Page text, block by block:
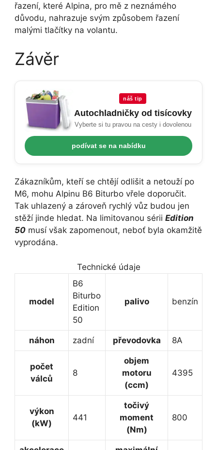
řazení, které Alpina, pro mě z neznámého
důvodu, nahrazuje svým způsobem řazení
malými tlačítky na volantu.
Závěr
náš tip
Autochladničky od tisícovky
Vyberte si tu pravou na cesty i dovolenou
podívat se na nabídku
Zákazníkům, kteří se chtějí odlišit a netouží po
M6, mohu Alpinu B6 Biturbo vřele doporučit.
Tak uhlazený a zároveň rychlý vůz budou jen
stěží jinde hledat. Na limitovanou sérii Edition
50 musí však zapomenout, neboť byla okamžitě
vyprodána.
Technické údaje
model
B6
Biturbo
Edition
50
palivo benzín
náhon zadní převodovka 8A
počet
válců
8
objem
motoru
(ccm)
4395
výkon
(kW)
441
točivý
moment
(Nm)
800